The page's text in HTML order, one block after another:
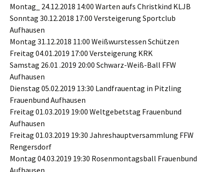
Montag_ 24.12.2018 14:00 Warten aufs Christkind KLJB
Sonntag 30.12.2018 17:00 Versteigerung Sportclub
Aufhausen
Montag 31.12.2018 11:00 Weißwurstessen Schützen
Freitag 04.01.2019 17:00 Versteigerung KRK
Samstag 26.01 .2019 20:00 Schwarz-Weiß-Ball FFW
Aufhausen
Dienstag 05.02.2019 13:30 Landfrauentag in Pitzling
Frauenbund Aufhausen
Freitag 01.03.2019 19:00 Weltgebetstag Frauenbund
Aufhausen
Freitag 01.03.2019 19:30 Jahreshauptversammlung FFW
Rengersdorf
Montag 04.03.2019 19:30 Rosenmontagsball Frauenbund
Aufhausen